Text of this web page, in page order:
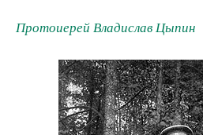
Протоиерей Владислав Цыпин